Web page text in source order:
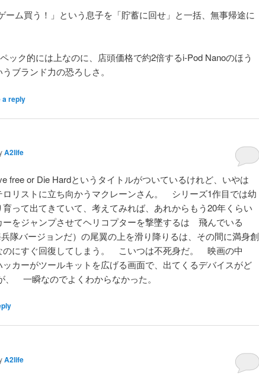
ーム買う！」という息子を「貯蓄に回せ」と一括、無事帰途に
ック的には上なのに、店頭価格で約2倍するi-Pod Nanoのほう
うブランド力の恐ろしさ。
a reply
A2life
free or Die Hardというタイトルがついているけれど、いやは
ロリストに立ち向かうマクレーンさん。 シリーズ1作目では幼
って出てきていて、考えてみれば、あれからもう20年くらい
をジャンプさせてヘリコプターを撃墜するは 飛んでいる
隊バージョンだ）の尾翼の上を滑り降りるは、その間に満身創
のにすぐ回復してしまう。 こいつは不死身だ。 映画の中
カーがツールキットを広げる画面で、出てくるデバイスがど
、 一瞬なのでよくわからなかった。
A2life